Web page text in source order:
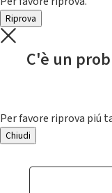
Riprova
C'è un
Per favore riprova piú
Chiudi